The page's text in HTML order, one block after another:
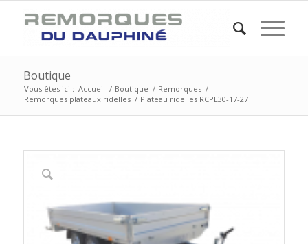
Boutique
Vous êtes ici : Accueil / Boutique / Remorques /
Remorques plateaux ridelles / Plateau ridelles RCPL30-17-27